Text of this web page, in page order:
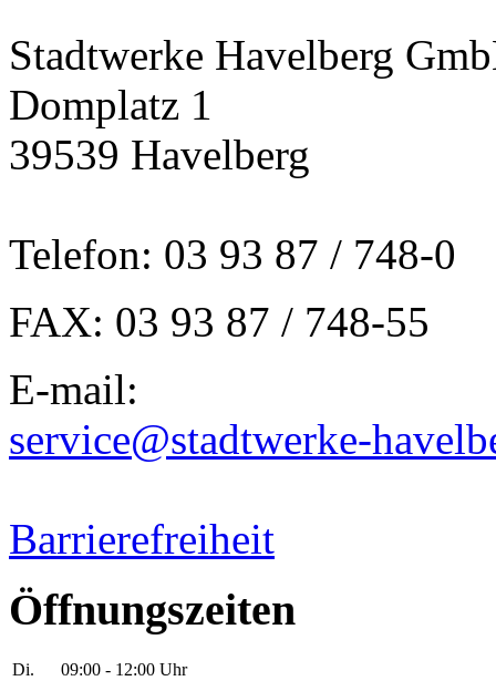
Stadtwerke Havelberg
Domplatz 1
39539 Havelberg
Telefon: 03 93 87 / 748-0
FAX: 03 93 87 / 748-55
E-mail:
service@stadtwerke-
Barrierefreiheit
Öffnungszeiten
Di.
09:00 - 12:00 Uhr